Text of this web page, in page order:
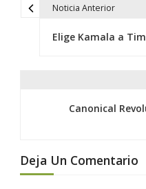
N
ó
n
Noticia Anterior
Elige Kamala a
Canonical
Deja Un Comentario